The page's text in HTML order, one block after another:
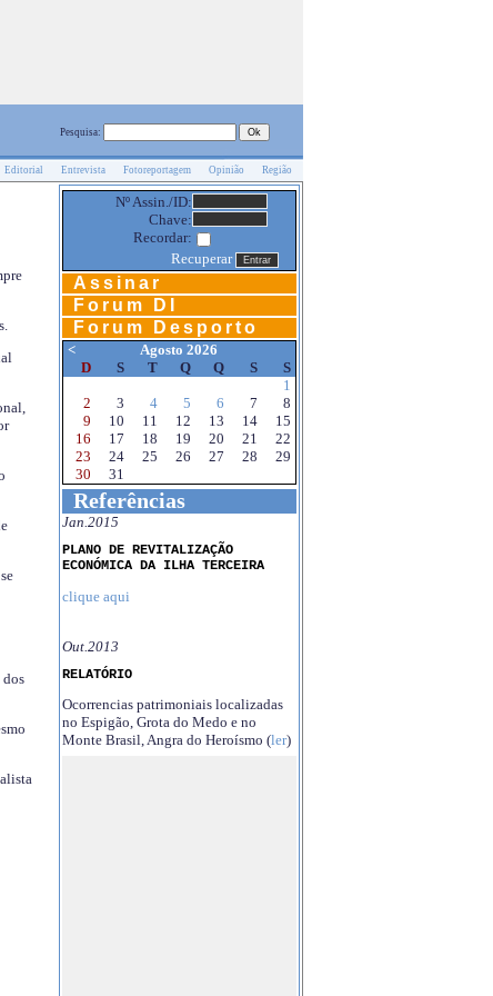
Pesquisa:
Editorial Entrevista Fotoreportagem Opinião Região
Nº Assin./ID:
Chave:
Recordar:
Recuperar
Assinar
Forum DI
Forum Desporto
<
Agosto 2026
D
S T Q Q S
S
1
2
3 4 5 6 7
8
9
10 11 12 13 14
15
16
17 18 19 20 21
22
23
24 25 26 27 28
29
30
31
Referências
Jan.2015
PLANO DE REVITALIZAÇÃO
ECONÓMICA DA ILHA TERCEIRA
clique aqui
Out.2013
RELATÓRIO
Ocorrencias patrimoniais localizadas
no Espigão, Grota do Medo e no
Monte Brasil, Angra do Heroísmo (ler)